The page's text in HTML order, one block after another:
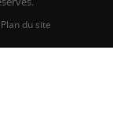
Plan du site